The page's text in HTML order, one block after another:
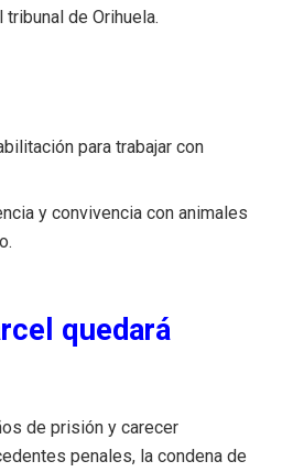
de Orihuela.
para trabajar con
y convivencia con animales
quedará
de prisión y carecer
penales, la condena de